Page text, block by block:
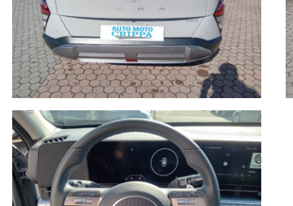
Lavorando su diversi portali di comparazione
annunci di vendita, vi potrebbero essere
gentile clientela a verificare l'equipaggiamento
perdere la garanzia legale e anche tagliandi post-
Le attività che siamo in grado di offrire sono:
autoradio e satellitari, carrozzeria auto, servizio
auto (di qualsiasi marca) fin dal primo giorno di
aggiornati.